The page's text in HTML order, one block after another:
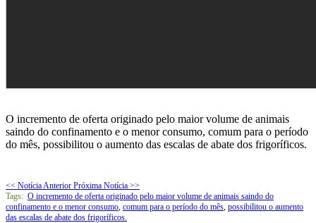
O incremento de oferta originado pelo maior volume de animais
saindo do confinamento e o menor consumo, comum para o período
do mês, possibilitou o aumento das escalas de abate dos frigoríficos.
<< Notícia Anterior Próxima Notícia >>
Tags: O incremento de oferta originado pelo maior volume de animais saindo do
confinamento e o menor consumo, comum para o período do mês, possibilitou o aumento
das escalas de abate dos frigoríficos.